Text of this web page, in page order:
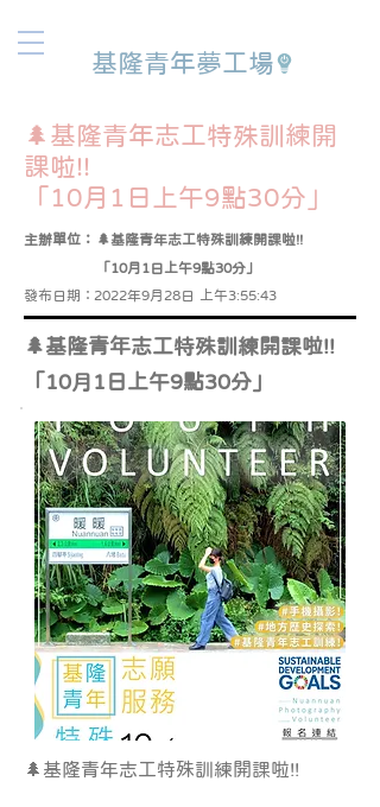
基隆青年夢工場
🌲基隆青年志工特殊訓練開
課啦!!
「10月1日上午9點30分」
主辦單位：
發布日期：
🌲基隆青年志工特殊訓練開課啦!!
「10月1日上午9點30分」
2022年9月28日 上午3:55:43
🌲基隆青年志工特殊訓練開課啦!!
「10月1日上午9點30分」
🌲基隆青年志工特殊訓練開課啦!!